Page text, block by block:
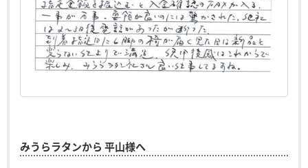
みうらラタンから 平山様へ